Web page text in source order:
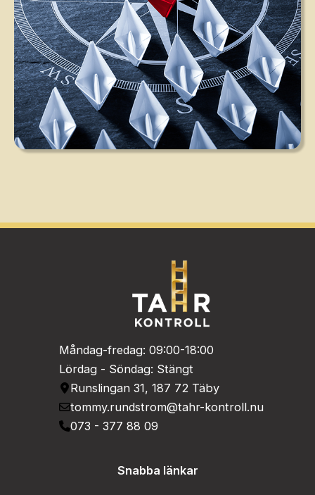
Måndag-fredag: 09:00-18:00
Lördag - Söndag: Stängt
Runslingan 31, 187 72 Täby
tommy.rundstrom@tahr-kontroll.nu
073 - 377 88 09
Snabba länkar